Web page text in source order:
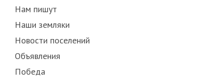
Нам пишут
Наши земляки
Новости поселений
Объявления
Победа